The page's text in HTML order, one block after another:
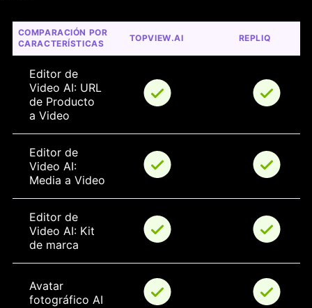
COMPARACIÓN POR
CARACTERÍSTICAS
TOPVIEW.AI REPLIQ
Editor de
Video AI: URL
de Producto
a Video
Editor de
Video AI:
Media a Video
Editor de
Video AI: Kit
de marca
Avatar
fotográfico AI